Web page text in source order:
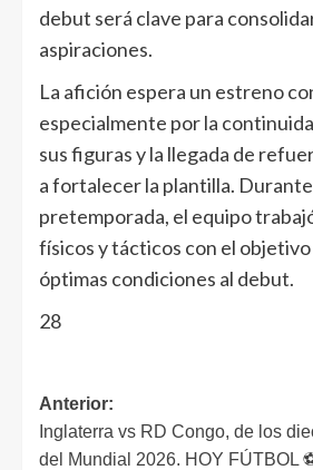
debut será clave para
aspiraciones.
La afición espera un estreno
especialmente por la
sus figuras y la llegada de
a fortalecer la plantilla.
pretemporada, el equipo
físicos y tácticos con el
óptimas condiciones al debut.
28
Anterior:
Inglaterra vs RD Congo, de los
del Mundial 2026. HOY FÚTBOL